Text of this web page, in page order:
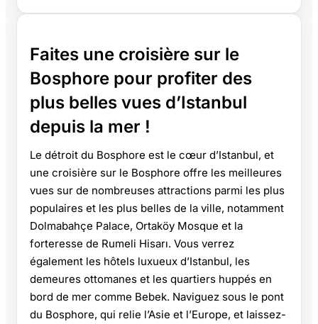
Faites une croisière sur le
Bosphore pour profiter des
plus belles vues d’Istanbul
depuis la mer !
Le détroit du Bosphore est le cœur d’Istanbul, et
une croisière sur le Bosphore offre les meilleures
vues sur de nombreuses attractions parmi les plus
populaires et les plus belles de la ville, notamment
Dolmabahçe Palace, Ortaköy Mosque et la
forteresse de Rumeli Hisarı. Vous verrez
également les hôtels luxueux d’Istanbul, les
demeures ottomanes et les quartiers huppés en
bord de mer comme Bebek. Naviguez sous le pont
du Bosphore, qui relie l’Asie et l’Europe, et laissez-